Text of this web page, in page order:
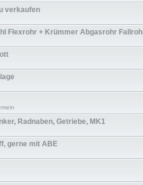
verkaufen
Flexrohr + Krümmer Abgasrohr
Radnaben, Getriebe, MK1
gerne mit ABE